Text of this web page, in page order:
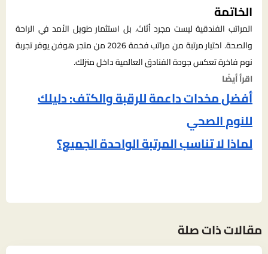
الخاتمة
المراتب الفندقية ليست مجرد أثاث، بل استثمار طويل الأمد في الراحة
والصحة. اختيار مرتبة من مراتب فخمة 2026 من متجر هوفن يوفر تجربة
نوم فاخرة تعكس جودة الفنادق العالمية داخل منزلك.
اقرأ أيضًا
أفضل مخدات داعمة للرقبة والكتف: دليلك
للنوم الصحي
لماذا لا تناسب المرتبة الواحدة الجميع؟
مقالات ذات صلة